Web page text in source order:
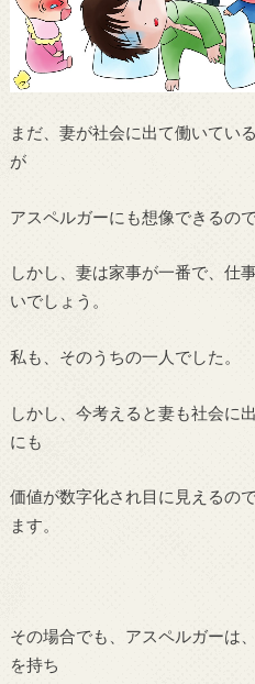
まだ、妻が社会に出て働いてい
が
アスペルガーにも想像できるの
しかし、妻は家事が一番で、仕
いでしょう。
私も、そのうちの一人でした。
しかし、今考えると妻も社会に
にも
価値が数字化され目に見えるの
ます。
その場合でも、アスペルガーは
を持ち